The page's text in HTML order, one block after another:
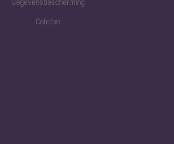
Gegevensbescherming
Colofon